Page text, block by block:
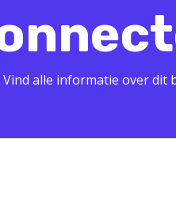
Vind alle informatie over dit